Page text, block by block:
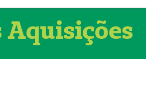
Aquisições